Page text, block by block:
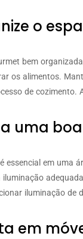
o
bem
os alimentos.
de cozimento.
uma
essencial em uma
iluminação
iluminação de
em